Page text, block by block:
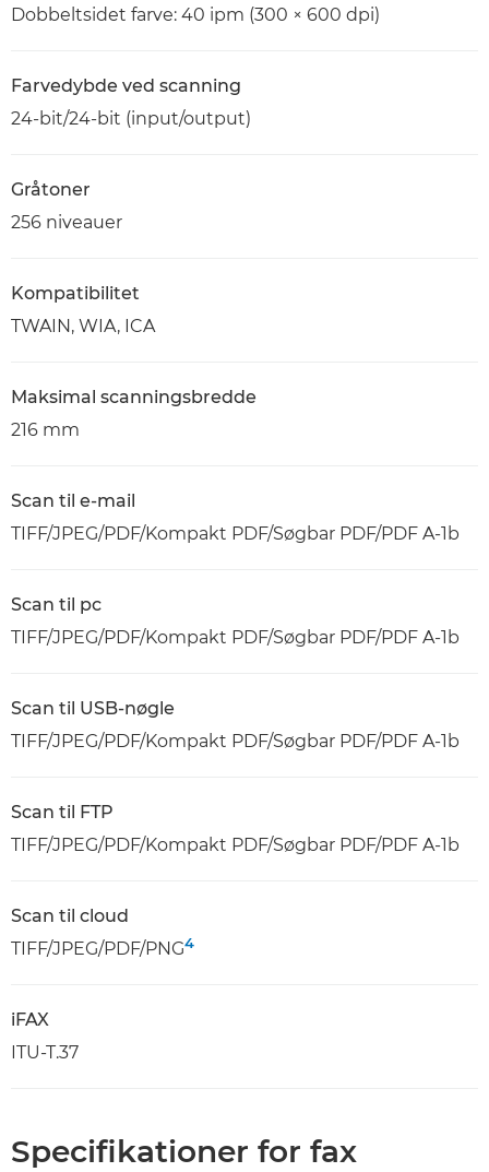
Dobbeltsidet farve: 40 ipm (300 × 600 dpi)
Farvedybde ved scanning
24-bit/24-bit (input/output)
Gråtoner
256 niveauer
Kompatibilitet
TWAIN, WIA, ICA
Maksimal scanningsbredde
216 mm
Scan til e-mail
TIFF/JPEG/PDF/Kompakt PDF/Søgbar PDF/PDF A-1b
Scan til pc
TIFF/JPEG/PDF/Kompakt PDF/Søgbar PDF/PDF A-1b
Scan til USB-nøgle
TIFF/JPEG/PDF/Kompakt PDF/Søgbar PDF/PDF A-1b
Scan til FTP
TIFF/JPEG/PDF/Kompakt PDF/Søgbar PDF/PDF A-1b
Scan til cloud
TIFF/JPEG/PDF/PNG4
iFAX
ITU-T.37
Specifikationer for fax